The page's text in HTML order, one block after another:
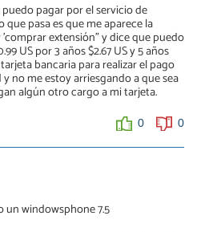
pagar por el servicio de
pasa es que me aparece la
extensión" y dice que puedo
US por 3 años $2.67 US y 5 años
bancaria para realizar el pago
no me estoy arriesgando a que sea
algún otro cargo a mi tarjeta.
0 0
un windowsphone 7.5